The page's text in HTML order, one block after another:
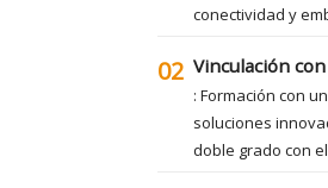
conectividad y
02 Vinculación
: Formación con
soluciones
doble grado con